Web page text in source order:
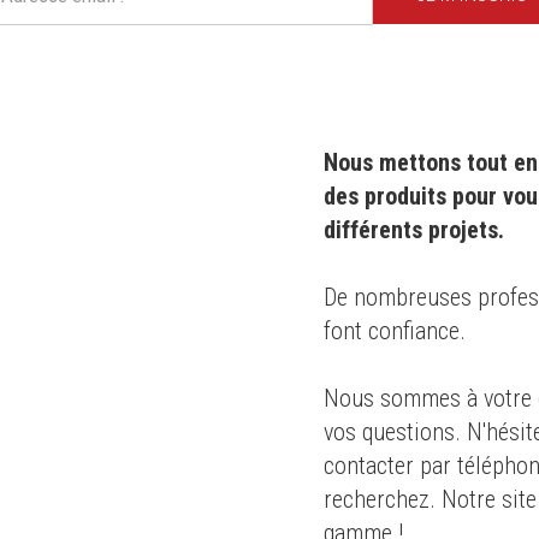
Nous mettons tout
des produits pour
différents projets.
De nombreuses
font confiance.
Nous sommes à
vos questions.
contacter par
recherchez. Notre
gamme !